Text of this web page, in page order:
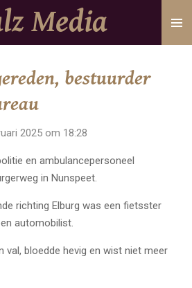
Media
bestuurder
2025 om 18:28
en ambulancepersoneel
in Nunspeet.
richting Elburg was een fietsster
automobilist.
val, bloedde hevig en wist niet meer